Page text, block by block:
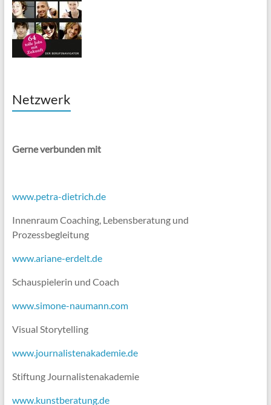
Netzwerk
Gerne verbunden mit
www.petra-dietrich.de
Innenraum Coaching, Lebensberatung und
Prozessbegleitung
www.ariane-erdelt.de
Schauspielerin und Coach
www.simone-naumann.com
Visual Storytelling
www.journalistenakademie.de
Stiftung Journalistenakademie
www.kunstberatung.de